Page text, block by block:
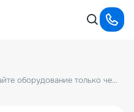
Остерегайтесь подделок: покупайте оборудование только через официальных представителей или в дилерской сети